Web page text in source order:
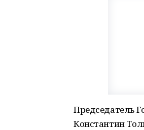
Председатель
Константин